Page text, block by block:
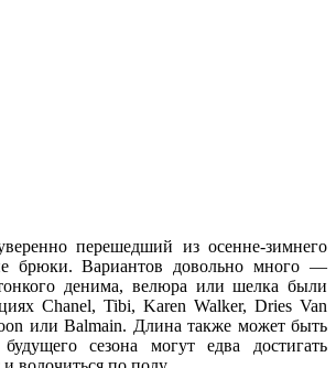
перешедший из осенне-зимнего
брюки. Вариантов довольно много —
денима, велюра или шелка были
Chanel, Tibi, Karen Walker, Dries Van
или Balmain. Длина также может быть
сезона могут едва достигать